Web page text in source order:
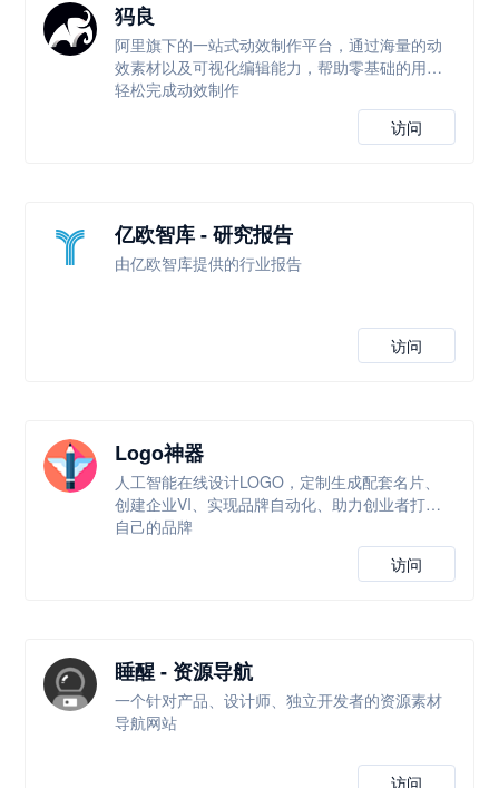
犸良
阿里旗下的一站式动效制作平台，通过海量的动
效素材以及可视化编辑能力，帮助零基础的用户
轻松完成动效制作
访问
亿欧智库 - 研究报告
由亿欧智库提供的行业报告
访问
Logo神器
人工智能在线设计LOGO，定制生成配套名片、
创建企业VI、实现品牌自动化、助力创业者打造
自己的品牌
访问
睡醒 - 资源导航
一个针对产品、设计师、独立开发者的资源素材
导航网站
访问